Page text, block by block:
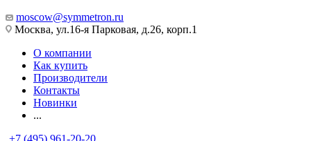
moscow@symmetron.ru
Москва, ул.16-я Парковая, д.26, корп.1
О компании
Как купить
Производители
Контакты
Новинки
...
+7 (495) 961-20-20